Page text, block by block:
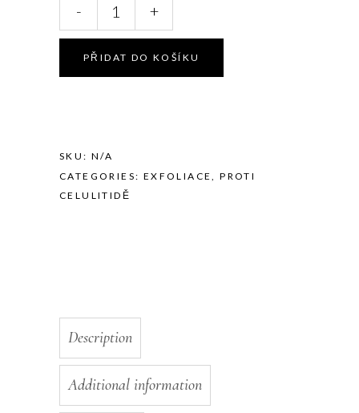
"Malinový
Sorbet"
quantity
- +
PŘIDAT DO KOŠÍKU
SKU: N/A
CATEGORIES: EXFOLIACE,PROTI
CELULITIDĚ
Description
Additional information